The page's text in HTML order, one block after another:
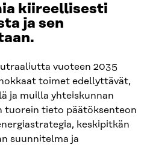
kiireellisesti
ja sen
vuoteen 2035
toimet edellyttävät,
ja muilla yhteiskunnan
tuorein tieto päätöksenteon
keskipitkän
suunnitelma ja